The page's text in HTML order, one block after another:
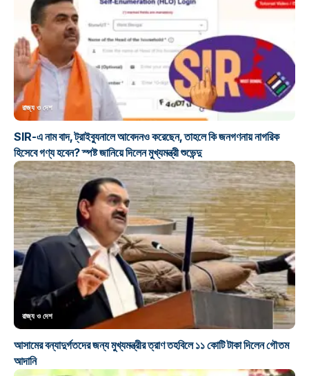
রাজ্য ও দেশ
SIR-এ নাম বাদ, ট্রাইব্যুনালে আবেদনও করেছেন, তাহলে কি জনগণনায় নাগরিক
হিসেবে গণ্য হবেন? স্পষ্ট জানিয়ে দিলেন মুখ্যমন্ত্রী শুভেন্দু
রাজ্য ও দেশ
আসামের বন্যাদুর্গতদের জন্য মুখ্যমন্ত্রীর ত্রাণ তহবিলে ১১ কোটি টাকা দিলেন গৌতম
আদানি